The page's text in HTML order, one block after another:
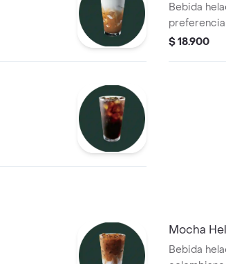
Bebida
shots de
$ 18.900
Mocha
Bebida